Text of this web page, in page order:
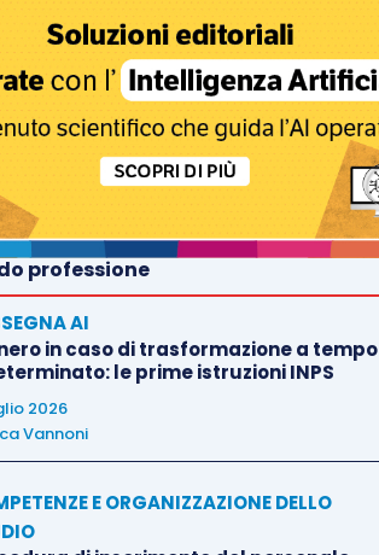
professione
AI
in caso di trasformazione a tempo
le prime istruzioni INPS
2026
Vannoni
E ORGANIZZAZIONE DELLO